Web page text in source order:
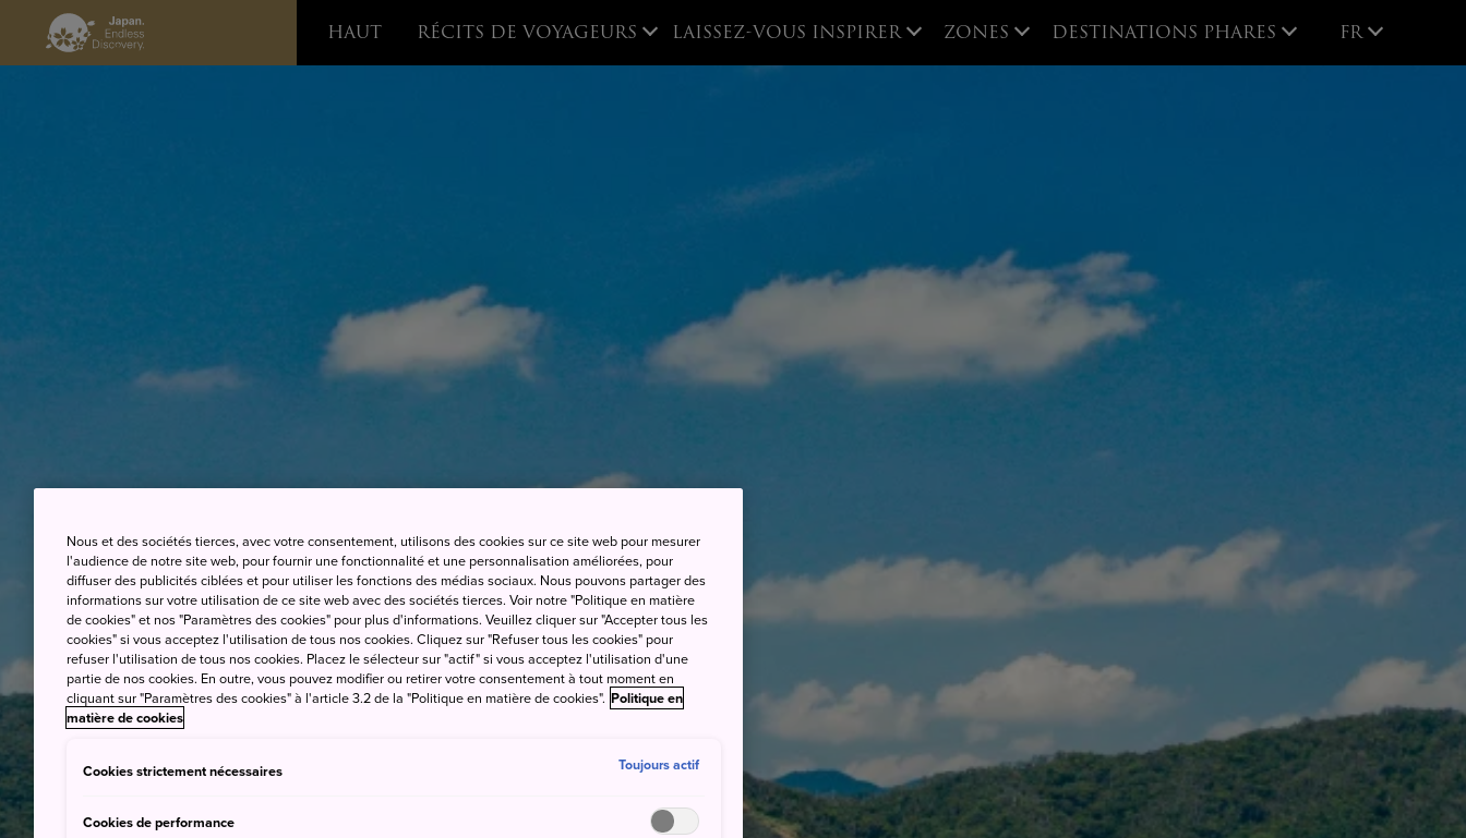
HAUT RÉCITS DE VOYAGEURS LAISSEZ-VOUS INSPIRER ZONES DESTINATIONS PHARES FR
Nous et des sociétés tierces, avec votre consentement, utilisons des cookies sur ce site web pour mesurer
l'audience de notre site web, pour fournir une fonctionnalité et une personnalisation améliorées, pour
diffuser des publicités ciblées et pour utiliser les fonctions des médias sociaux. Nous pouvons partager des
informations sur votre utilisation de ce site web avec des sociétés tierces. Voir notre "Politique en matière
de cookies" et nos "Paramètres des cookies" pour plus d'informations. Veuillez cliquer sur "Accepter tous les
cookies" si vous acceptez l'utilisation de tous nos cookies. Cliquez sur "Refuser tous les cookies" pour
refuser l'utilisation de tous nos cookies. Placez le sélecteur sur "actif" si vous acceptez l'utilisation d'une
partie de nos cookies. En outre, vous pouvez modifier ou retirer votre consentement à tout moment en
cliquant sur "Paramètres des cookies" à l'article 3.2 de la "Politique en matière de cookies". Politique en
matière de cookies
Cookies strictement nécessaires Toujours actif
Cookies de performance